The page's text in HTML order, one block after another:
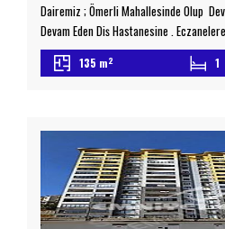
Dairemiz ; Ömerli Mahallesinde Olup
Devam Eden Diş Hastanesine ,
Toplu Ulaşım Duraklarına Yürüme
Çift Asansörlü Dairemizde İç Dış
135 m2 1